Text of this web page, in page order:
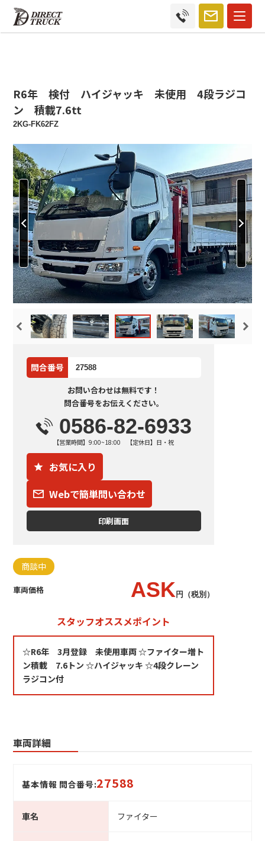
R6年 検付 ハイジャッキ 未使用 4段ラジコ
ン 積載7.6tt
2KG-FK62FZ
問合番号 27588
お問い合わせは無料です！
問合番号をお伝えください。
0586-82-6933
【営業時間】9:00~18:00 【定休日】日・祝
お気に入り
Webで簡単問い合わせ
印刷画面
商談中
車両価格 ASK 円（税別）
スタッフオススメポイント
☆R6年 3月登録 未使用車両 ☆ファイター増ト
ン積載 7.6トン ☆ハイジャッキ ☆4段クレーン
ラジコン付
車両詳細
基本情報 問合番号:27588
車名 ファイター